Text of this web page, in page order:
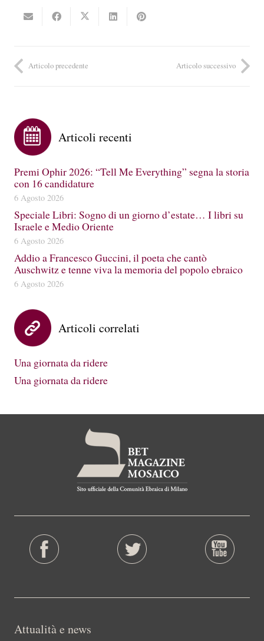
Articolo precedente Articolo successivo
Articoli recenti
Premi Ophir 2026: “Tell Me Everything” segna la storia
con 16 candidature
6 Agosto 2026
Speciale Libri: Sogno di un giorno d’estate… I libri su
Israele e Medio Oriente
6 Agosto 2026
Addio a Francesco Guccini, il poeta che cantò
Auschwitz e tenne viva la memoria del popolo ebraico
6 Agosto 2026
Articoli correlati
Una giornata da ridere
Una giornata da ridere
Attualità e news